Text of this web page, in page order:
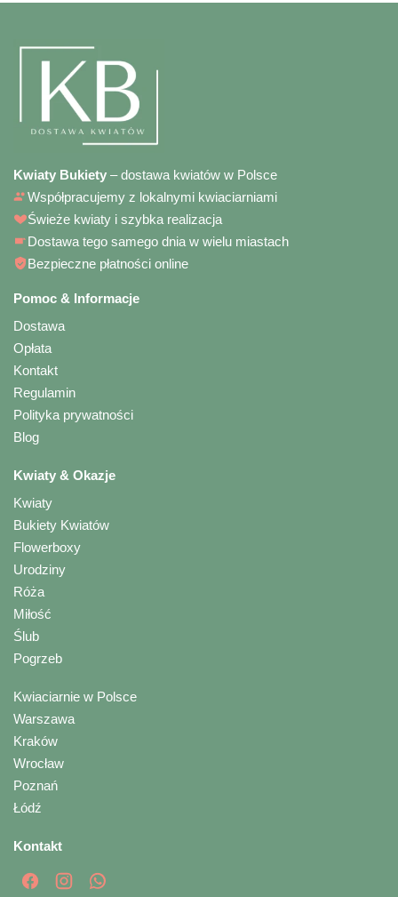
Kwiaty Bukiety – dostawa kwiatów w Polsce
Współpracujemy z lokalnymi kwiaciarniami
Świeże kwiaty i szybka realizacja
Dostawa tego samego dnia w wielu miastach
Bezpieczne płatności online
Pomoc & Informacje
Dostawa
Opłata
Kontakt
Regulamin
Polityka prywatności
Blog
Kwiaty & Okazje
Kwiaty
Bukiety Kwiatów
Flowerboxy
Urodziny
Róża
Miłość
Ślub
Pogrzeb
Kwiaciarnie w Polsce
Warszawa
Kraków
Wrocław
Poznań
Łódź
Kontakt